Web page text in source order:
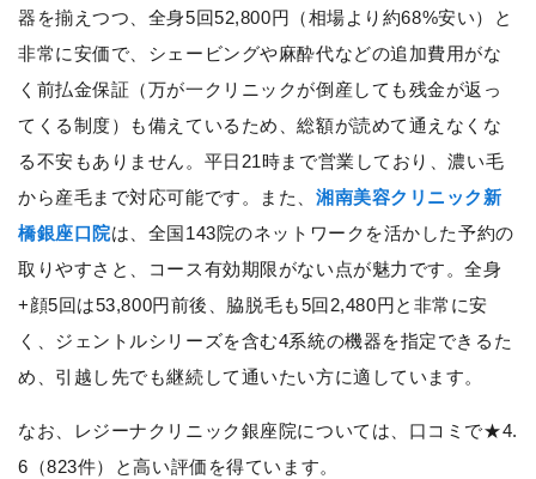
器を揃えつつ、全身5回52,800円（相場より約68%安い）と
非常に安価で、シェービングや麻酔代などの追加費用がな
く前払金保証（万が一クリニックが倒産しても残金が返っ
てくる制度）も備えているため、総額が読めて通えなくな
る不安もありません。平日21時まで営業しており、濃い毛
から産毛まで対応可能です。また、 湘南美容クリニック新
橋銀座口院は、全国143院のネットワークを活かした予約の
取りやすさと、コース有効期限がない点が魅力です。全身
+顔5回は53,800円前後、脇脱毛も5回2,480円と非常に安
く、ジェントルシリーズを含む4系統の機器を指定できるた
め、引越し先でも継続して通いたい方に適しています。
なお、レジーナクリニック銀座院については、口コミで★4.
6（823件）と高い評価を得ています。